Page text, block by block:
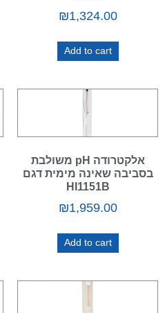
₪1,324.00
Add to cart
אלקטרודה pH משולבת
בסביבה שאינה מימית דגם
HI1151B
₪1,959.00
Add to cart